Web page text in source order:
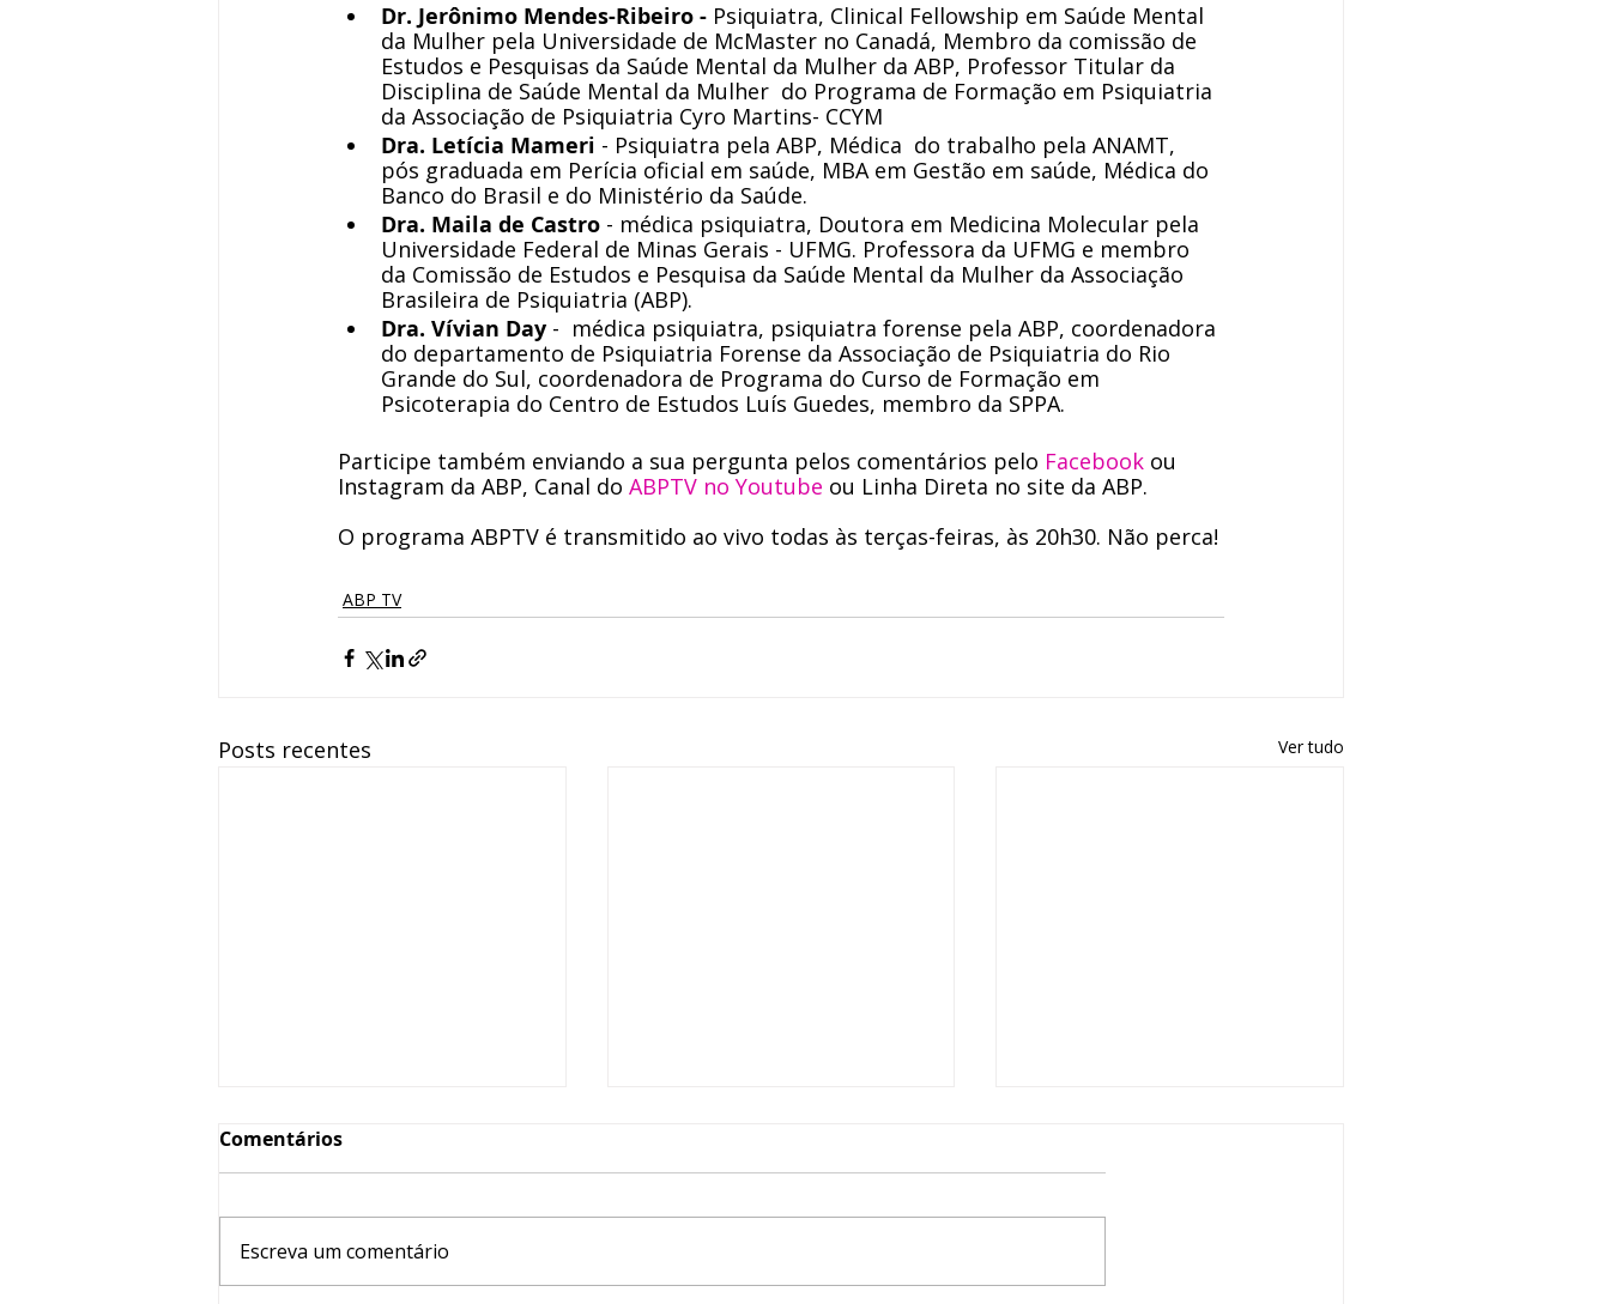
Dr. Jerônimo Mendes-Ribeiro - Psiquiatra, Clinical Fellowship em Saúde Mental
da Mulher pela Universidade de McMaster no Canadá, Membro da comissão de
Estudos e Pesquisas da Saúde Mental da Mulher da ABP, Professor Titular da
Disciplina de Saúde Mental da Mulher  do Programa de Formação em Psiquiatria
da Associação de Psiquiatria Cyro Martins- CCYM
Dra. Letícia Mameri - Psiquiatra pela ABP, Médica  do trabalho pela ANAMT,
pós graduada em Perícia oficial em saúde, MBA em Gestão em saúde, Médica do
Banco do Brasil e do Ministério da Saúde.
Dra. Maila de Castro - médica psiquiatra, Doutora em Medicina Molecular pela
Universidade Federal de Minas Gerais - UFMG. Professora da UFMG e membro
da Comissão de Estudos e Pesquisa da Saúde Mental da Mulher da Associação
Brasileira de Psiquiatria (ABP).
Dra. Vívian Day -  médica psiquiatra, psiquiatra forense pela ABP, coordenadora
do departamento de Psiquiatria Forense da Associação de Psiquiatria do Rio
Grande do Sul, coordenadora de Programa do Curso de Formação em
Psicoterapia do Centro de Estudos Luís Guedes, membro da SPPA.
Participe também enviando a sua pergunta pelos comentários pelo Facebook ou
Instagram da ABP, Canal do ABPTV no Youtube ou Linha Direta no site da ABP.
O programa ABPTV é transmitido ao vivo todas às terças-feiras, às 20h30. Não perca!
ABP TV
Posts recentes Ver tudo
Comentários
Escreva um comentário